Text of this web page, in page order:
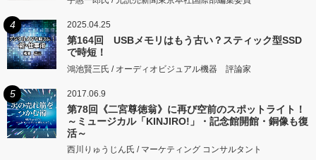
4 2025.04.25
第164回 USBメモリはもう古い？スティック型SSD
で時短！
鴻池賢三氏 / オーディオビジュアル機器 評論家
5 2017.06.9
第78回《二宮尊徳翁》に再び空前のスポットライト！
～ミュージカル「KINJIRO!」・記念館開館・銅像も復
活～
西川りゅうじん氏 / マーケティング コンサルタント